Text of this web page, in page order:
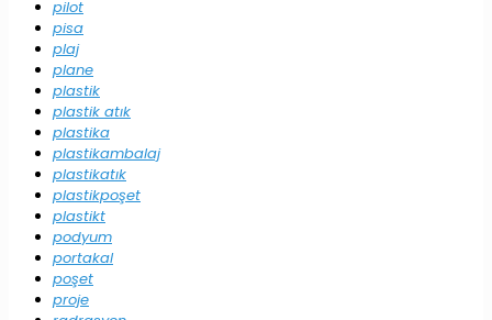
pilot
pisa
plaj
plane
plastik
plastik atık
plastika
plastikambalaj
plastikatık
plastikpoşet
plastikt
podyum
portakal
poşet
proje